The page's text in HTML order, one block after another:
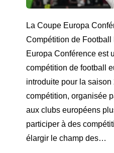
La Coupe Europa
Compétition de
Europa Conférence est
compétition de football
introduite pour la
compétition, organisée
aux clubs européens
participer à des
élargir le champ des…